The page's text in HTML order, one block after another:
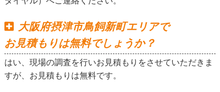
大阪府摂津市鳥飼新町エリアで
お見積もりは無料でしょうか？
はい、現場の調査を行いお見積もりをさせていただきま
すが、お見積もりは無料です。